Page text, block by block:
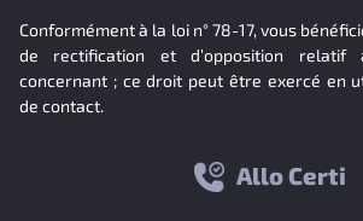
Conformément à la loi n° 78-17, vous
de rectification et d’opposition relatif
concernant ; ce droit peut être exercé en
de contact.
Allo Certi